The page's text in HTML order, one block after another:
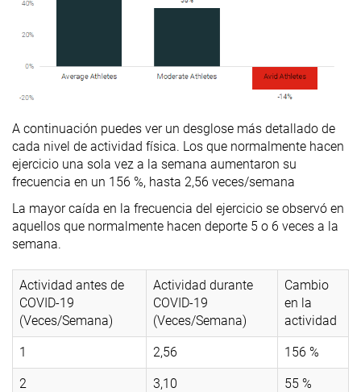
A continuación puedes ver un desglose más detallado de
cada nivel de actividad física. Los que normalmente hacen
ejercicio una sola vez a la semana aumentaron su
frecuencia en un 156 %, hasta 2,56 veces/semana
La mayor caída en la frecuencia del ejercicio se observó en
aquellos que normalmente hacen deporte 5 o 6 veces a la
semana.
Actividad antes de
COVID-19
(Veces/Semana)
Actividad durante
COVID-19
(Veces/Semana)
Cambio
en la
actividad
1 2,56 156 %
2 3,10 55 %